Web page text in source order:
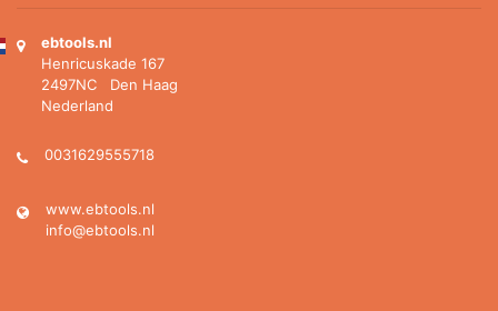
ebtools.nl
Henricuskade 167
2497NC Den Haag
Nederland
0031629555718
www.ebtools.nl
info@ebtools.nl